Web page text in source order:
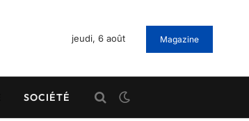
jeudi, 6 août Magazine
SOCIÉTÉ